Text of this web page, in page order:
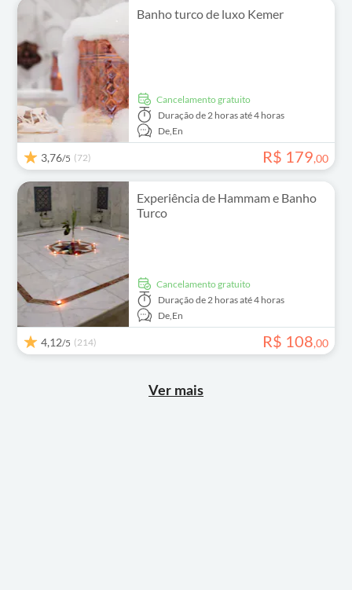
Banho turco de luxo Kemer
Cancelamento gratuito
Duraçãode 2 horas até 4 horas
De,En
3,76/5 (72) R$ 179,00
Experiência de Hammam e Banho
Turco
Cancelamento gratuito
Duraçãode 2 horas até 4 horas
De,En
4,12/5 (214) R$ 108,00
Ver mais